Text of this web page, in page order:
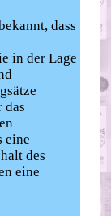
dass
in der Lage
das
eine
des
eine